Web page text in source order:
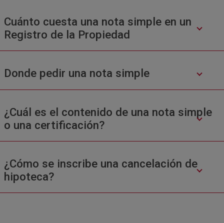
Cuánto cuesta una nota simple en un
Registro de la Propiedad
Donde pedir una nota simple
¿Cuál es el contenido de una nota simple
o una certificación?
¿Cómo se inscribe una cancelación de
hipoteca?